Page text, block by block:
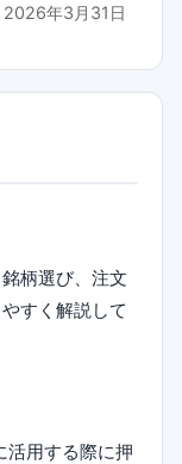
2026年3月31日
柄選び、注文
すく解説して
活用する際に押